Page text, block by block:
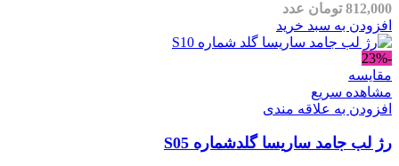
812,000 تومان عدد
افزودن به سبد خرید
-23%
مقایسه
مشاهده سریع
افزودن به علاقه مندی
رژ لب جامد ساریسا گلدشماره S05